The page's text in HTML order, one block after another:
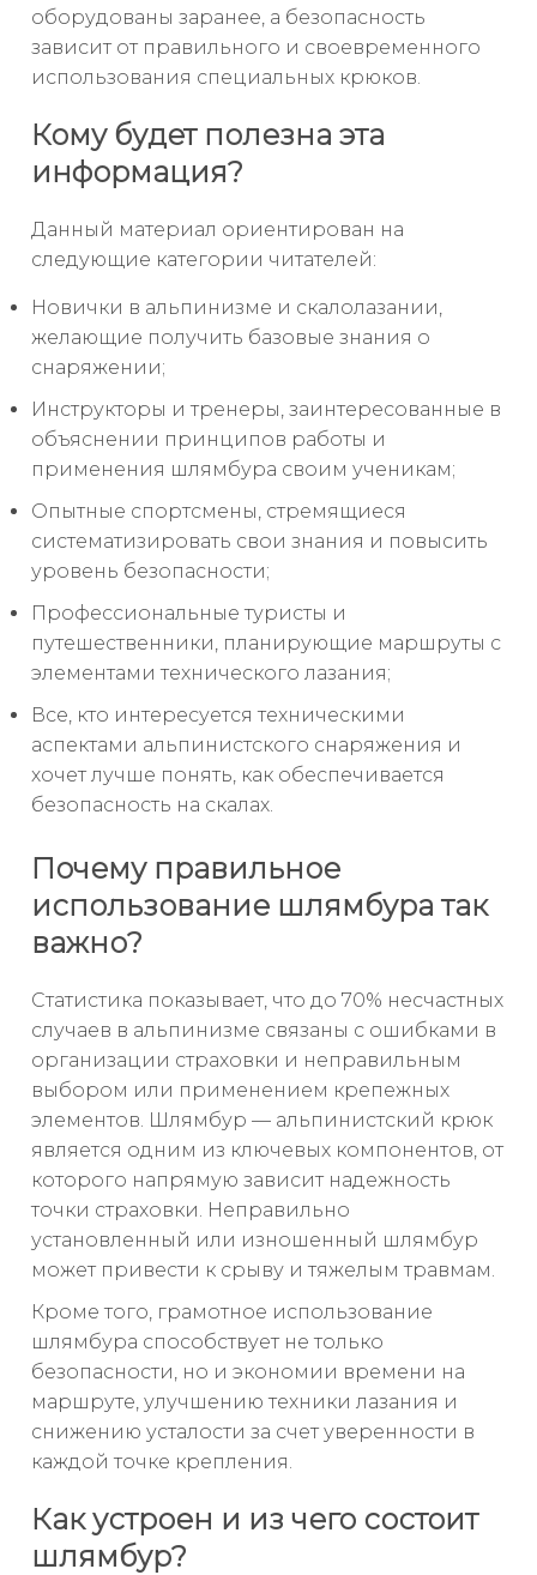
оборудованы заранее, а безопасность
зависит от правильного и своевременного
использования специальных крюков.
Кому будет полезна эта
информация?
Данный материал ориентирован на
следующие категории читателей:
Новички в альпинизме и скалолазании,
желающие получить базовые знания о
снаряжении;
Инструкторы и тренеры, заинтересованные в
объяснении принципов работы и
применения шлямбура своим ученикам;
Опытные спортсмены, стремящиеся
систематизировать свои знания и повысить
уровень безопасности;
Профессиональные туристы и
путешественники, планирующие маршруты с
элементами технического лазания;
Все, кто интересуется техническими
аспектами альпинистского снаряжения и
хочет лучше понять, как обеспечивается
безопасность на скалах.
Почему правильное
использование шлямбура так
важно?
Статистика показывает, что до 70% несчастных
случаев в альпинизме связаны с ошибками в
организации страховки и неправильным
выбором или применением крепежных
элементов. Шлямбур — альпинистский крюк
является одним из ключевых компонентов, от
которого напрямую зависит надежность
точки страховки. Неправильно
установленный или изношенный шлямбур
может привести к срыву и тяжелым травмам.
Кроме того, грамотное использование
шлямбура способствует не только
безопасности, но и экономии времени на
маршруте, улучшению техники лазания и
снижению усталости за счет уверенности в
каждой точке крепления.
Как устроен и из чего состоит
шлямбур?